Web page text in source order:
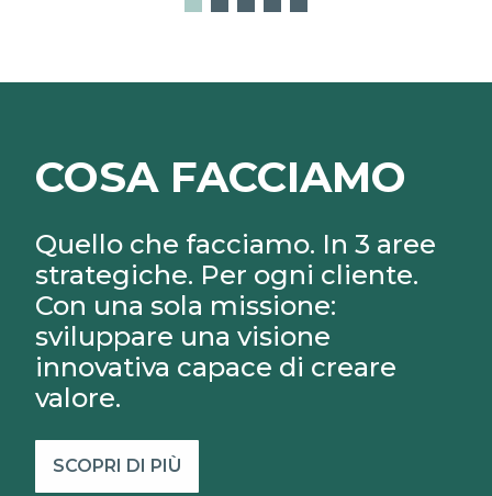
COSA FACCIAMO
Quello che facciamo. In 3 aree
strategiche. Per ogni cliente.
Con una sola missione:
sviluppare una visione
innovativa capace di creare
valore.
SCOPRI DI PIÙ